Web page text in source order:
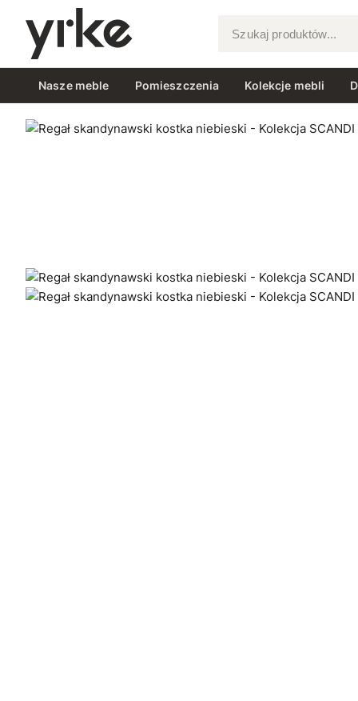
Szukaj produktów...
Nasze meble Pomieszczenia Kolekcje mebli